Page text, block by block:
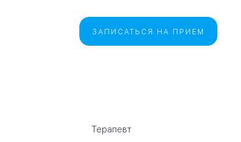
ЗАПИСАТЬСЯ НА ПРИЕМ
Терапевт